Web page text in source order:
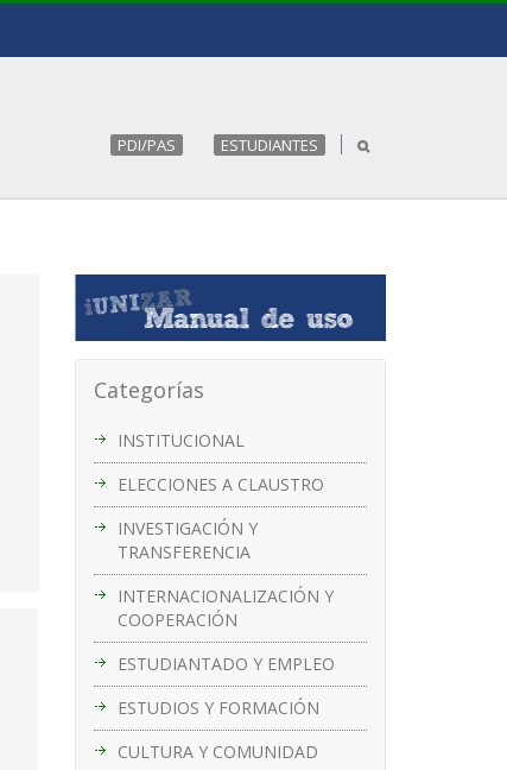
PDI/PAS ESTUDIANTES
Categorías
INSTITUCIONAL
ELECCIONES A CLAUSTRO
INVESTIGACIÓN Y
TRANSFERENCIA
INTERNACIONALIZACIÓN Y
COOPERACIÓN
ESTUDIANTADO Y EMPLEO
ESTUDIOS Y FORMACIÓN
CULTURA Y COMUNIDAD